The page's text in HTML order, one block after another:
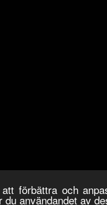
förbättra och
du användandet av